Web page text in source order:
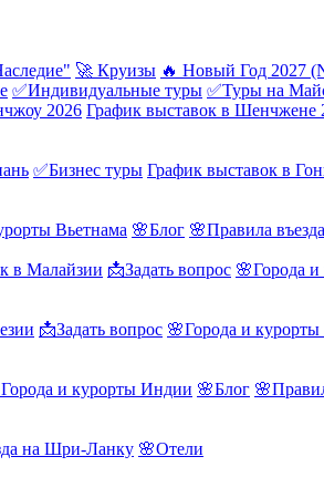
🚀 Круизы 🔥 Новый Год 2027
✅Индивидуальные туры ✅Туры на
2026 График выставок в Шенчжене
✅Бизнес туры График выставок в
Вьетнама 🌸Блог 🌸Правила
в Малайзии 📩Задать вопрос 🌸Города
📩Задать вопрос 🌸Города и
и курорты Индии 🌸Блог
на Шри-Ланку 🌸Отели